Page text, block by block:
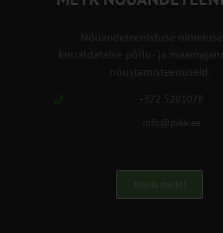
Nõuandeteenistuse
korraldatalse põllu- ja
nõustamisteenuseid.
+372 5201078
info@pikk.ee
Kirjuta meile!